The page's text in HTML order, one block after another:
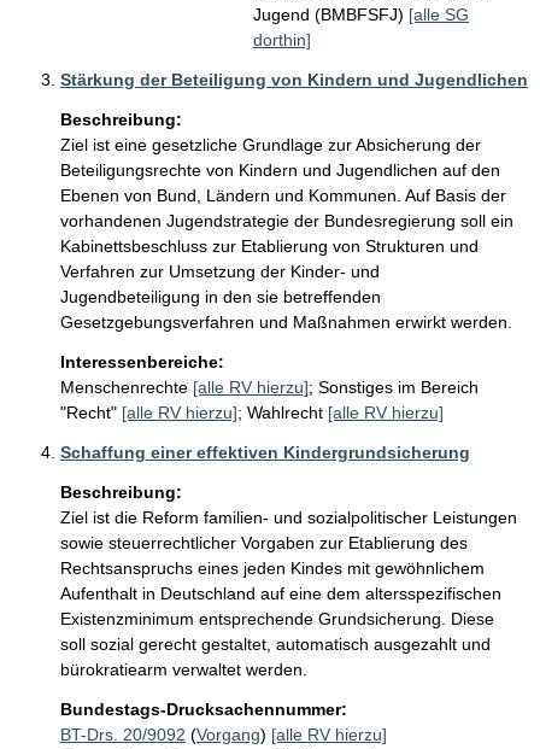
Jugend (BMBFSFJ) [alle SG
dorthin]
Stärkung der Beteiligung von Kindern und Jugendlichen
Beschreibung:
Ziel ist eine gesetzliche Grundlage zur Absicherung der
Beteiligungsrechte von Kindern und Jugendlichen auf den
Ebenen von Bund, Ländern und Kommunen. Auf Basis der
vorhandenen Jugendstrategie der Bundesregierung soll ein
Kabinettsbeschluss zur Etablierung von Strukturen und
Verfahren zur Umsetzung der Kinder- und
Jugendbeteiligung in den sie betreffenden
Gesetzgebungsverfahren und Maßnahmen erwirkt werden.
Interessenbereiche:
Menschenrechte [alle RV hierzu]; Sonstiges im Bereich
"Recht" [alle RV hierzu]; Wahlrecht [alle RV hierzu]
Schaffung einer effektiven Kindergrundsicherung
Beschreibung:
Ziel ist die Reform familien- und sozialpolitischer Leistungen
sowie steuerrechtlicher Vorgaben zur Etablierung des
Rechtsanspruchs eines jeden Kindes mit gewöhnlichem
Aufenthalt in Deutschland auf eine dem altersspezifischen
Existenzminimum entsprechende Grundsicherung. Diese
soll sozial gerecht gestaltet, automatisch ausgezahlt und
bürokratiearm verwaltet werden.
Bundestags-Drucksachennummer:
BT-Drs. 20/9092 (Vorgang) [alle RV hierzu]